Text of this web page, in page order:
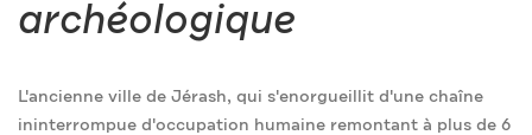
archéologique
L'ancienne ville de Jérash, qui s'enorgueillit d'une chaîne
ininterrompue d'occupation humaine remontant à plus de 6